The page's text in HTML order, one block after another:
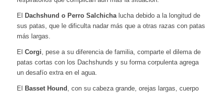
El Dachshund o Perro Salchichalucha debido a la longitud de
sus patas, que le dificulta nadar más que a otras razas con patas
más largas.
El Corgi, pese a su diferencia de familia, comparte el dilema de
patas cortas con los Dachshunds y su forma corpulenta agrega
un desafío extra en el agua.
El Basset Hound , con su cabeza grande, orejas largas, cuerpo